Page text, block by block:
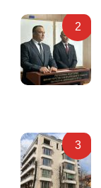
2
3